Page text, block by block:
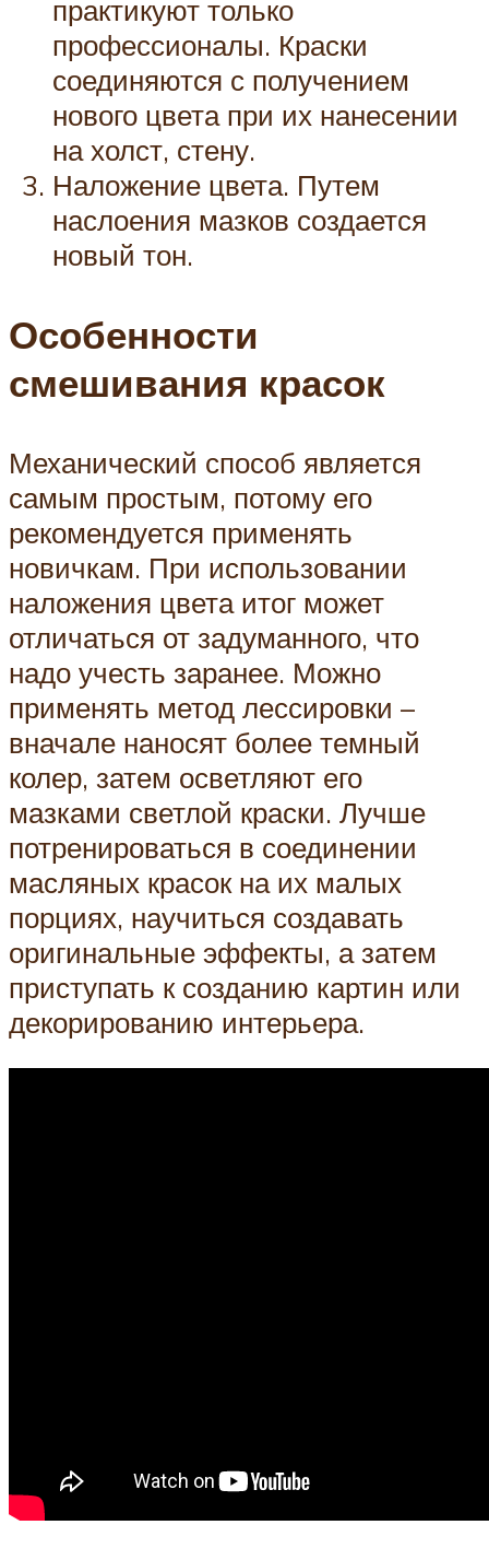
практикуют только
профессионалы. Краски
соединяются с получением
нового цвета при их нанесении
на холст, стену.
Наложение цвета. Путем
наслоения мазков создается
новый тон.
Особенности
смешивания красок
Механический способ является
самым простым, потому его
рекомендуется применять
новичкам. При использовании
наложения цвета итог может
отличаться от задуманного, что
надо учесть заранее. Можно
применять метод лессировки –
вначале наносят более темный
колер, затем осветляют его
мазками светлой краски. Лучше
потренироваться в соединении
масляных красок на их малых
порциях, научиться создавать
оригинальные эффекты, а затем
приступать к созданию картин или
декорированию интерьера.